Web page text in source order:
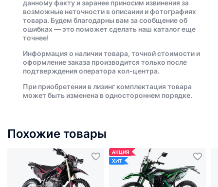
данному факту и заранее приносим извинения за
возможные неточности в описании и фотографиях
товара. Будем благодарны вам за сообщение об
ошибках — это поможет сделать наш каталог еще
точнее!
Информация о наличии товара, точной стоимости и
оформление заказа производится только после
подтверждения оператора кол-центра.
При приобретении в лизинг комплектация товара
может быть изменена в одностороннем порядке.
Похожие товары
АКЦИЯ
ХИТ